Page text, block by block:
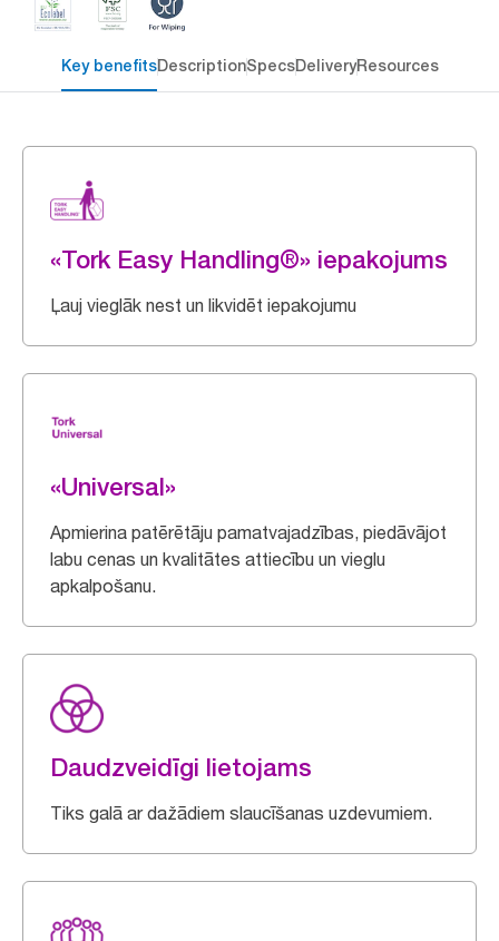
Key benefitsDescriptionSpecsDeliveryResources
«Tork Easy Handling®» iepakojums
Ļauj vieglāk nest un likvidēt iepakojumu
«Universal»
Apmierina patērētāju pamatvajadzības, piedāvājot
labu cenas un kvalitātes attiecību un vieglu
apkalpošanu.
Daudzveidīgi lietojams
Tiks galā ar dažādiem slaucīšanas uzdevumiem.